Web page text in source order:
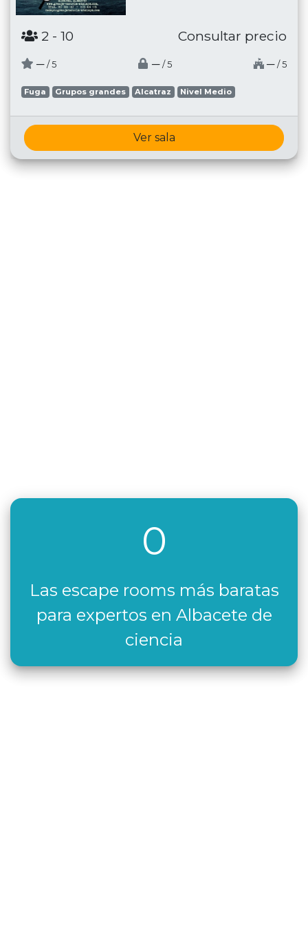
2 - 10 Consultar precio
─ / 5 ─ / 5 ─ / 5
Fuga Grupos grandes Alcatraz Nivel Medio
Ver sala
0
Las escape rooms más baratas
para expertos en Albacete de
ciencia